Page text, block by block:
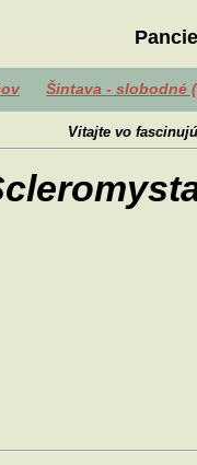
Šintava - slobodné
Vitajte vo